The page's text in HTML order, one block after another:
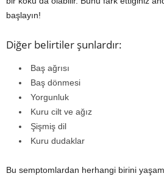
başlayın!
Diğer belirtiler şunlardır:
Baş ağrısı
Baş dönmesi
Yorgunluk
Kuru cilt ve ağız
Şişmiş dil
Kuru dudaklar
Bu semptomlardan herhangi birini